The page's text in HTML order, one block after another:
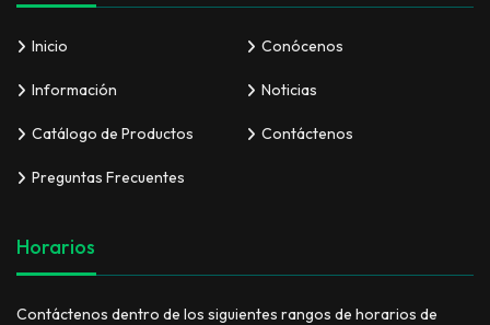
Inicio Conócenos
Información Noticias
Catálogo de Productos Contáctenos
Preguntas Frecuentes
Horarios
Contáctenos dentro de los siguientes rangos de horarios de